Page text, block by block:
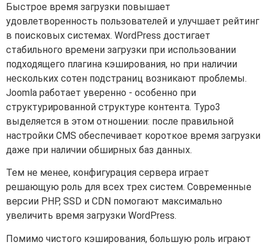
Быстрое время загрузки повышает
удовлетворенность пользователей и улучшает рейтинг
в поисковых системах. WordPress достигает
стабильного времени загрузки при использовании
подходящего плагина кэширования, но при наличии
нескольких сотен подстраниц возникают проблемы.
Joomla работает уверенно - особенно при
структурированной структуре контента. Typo3
выделяется в этом отношении: после правильной
настройки CMS обеспечивает короткое время загрузки
даже при наличии обширных баз данных.
Тем не менее, конфигурация сервера играет
решающую роль для всех трех систем. Современные
версии PHP, SSD и CDN помогают максимально
увеличить время загрузки WordPress.
Помимо чистого кэширования, большую роль играют